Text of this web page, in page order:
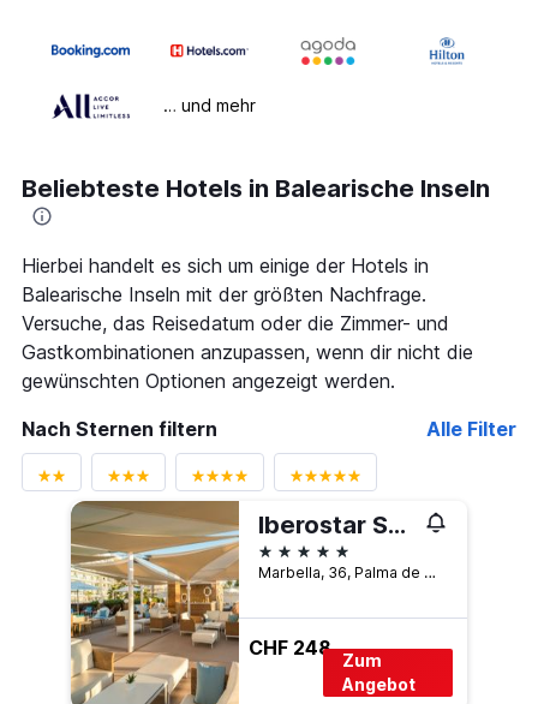
… und mehr
Beliebteste Hotels in Balearische Inseln
Hierbei handelt es sich um einige der Hotels in
Balearische Inseln mit der größten Nachfrage.
Versuche, das Reisedatum oder die Zimmer- und
Gastkombinationen anzupassen, wenn dir nicht die
gewünschten Optionen angezeigt werden.
Nach Sternen filtern
Alle Filter
Iberostar Selection Playa de Palma
5 Sterne
Marbella, 36, Palma de Mallorca, Mallorca, Spanien
CHF 248
Zum
Angebot